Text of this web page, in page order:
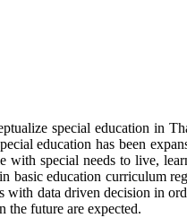
education in
education has been
with special needs to live,
basic education curriculum
with data driven decision in
the future are expected.